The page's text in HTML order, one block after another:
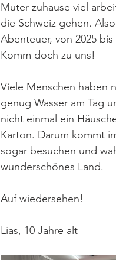
Muter zuhause viel
die Schweiz gehen.
Abenteuer, von 2025
Komm doch zu uns!
Viele Menschen haben
genug Wasser am Tag
nicht einmal ein
Karton. Darum kommt
sogar besuchen und
wunderschönes Land.
Auf wiedersehen!
Lias, 10 Jahre alt